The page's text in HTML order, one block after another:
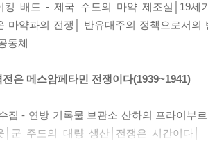
킹 배드 - 제국 수도의 마약 제조실│19세
마약과의 전쟁│ 반유대주의 정책으로서
동체
전은 메스암페타민 전쟁이다(1939~1941)
집 - 연방 기록물 보관소 산하의 프라이부
│군 주도의 대량 생산│전쟁은 시간이다